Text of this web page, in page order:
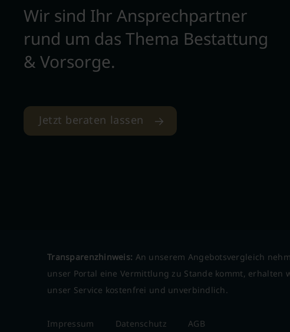
Wir sind Ihr Ansprechpartner
rund um das Thema Bestattung
& Vorsorge.
Jetzt beraten lassen
Transparenzhinweis: An unserem Angebotsvergleich
unser Portal eine Vermittlung zu Stande kommt,
unser Service kostenfrei und unverbindlich.
Impressum Datenschutz AGB